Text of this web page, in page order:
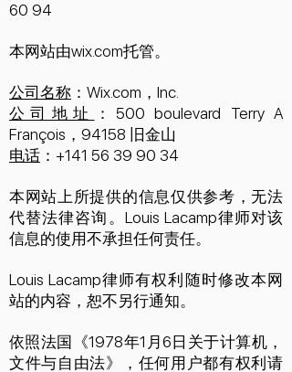
60 94
本网站由wix.com托管。
公司名称 ：Wix.com，Inc.
公司地址
：500 boulevard Terry A
François，94158 旧金山
电话 ：+141 56 39 90 34
本网站上所提供的信息仅供参考，无法
代替法律咨询。Louis Lacamp律师对该
信息的使用不承担任何责任。
Louis Lacamp律师有权利随时修改本网
站的内容，恕不另行通知。
依照法国 《1978年1月6日关于计算机，
文件与自由法》， 任何用户都有权利请